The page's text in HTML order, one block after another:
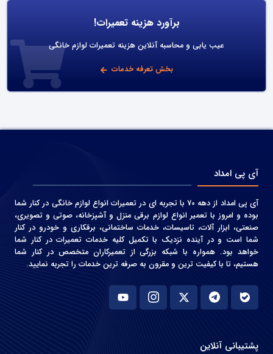
برآورد هزینه تعمیرات!
عیب یابی و محاسبه آنلاین هزینه تعمیرات لوازم خانگی
بخش تعرفه خدمات
آی پی امداد
آی پی امداد از دهه 70 با تجربه ای در تعمیرات انواع لوازم خانگی در کنار شما
بوده و امروز با تعمیر انواع لوازم برقی منزل و آشپزخانه، صوتی و‌ تصویری،
صنعتی، ابزار آلات، تاسیسات، خدمات ساختمانی، برقکاری و خودرو در کنار
شما است و در آینده نزدیک با تکمیل کلیه خدمات تعمیرات در کنار شما
خواهد بود. همواره با شبکه بزرگی از تعمیرکاران متخصص در کنار شما
هستیم، تا با کیفیت ترین و مقرون به صرفه ترین خدمات را تجربه نمایید.
پشتیبانی آنلاین